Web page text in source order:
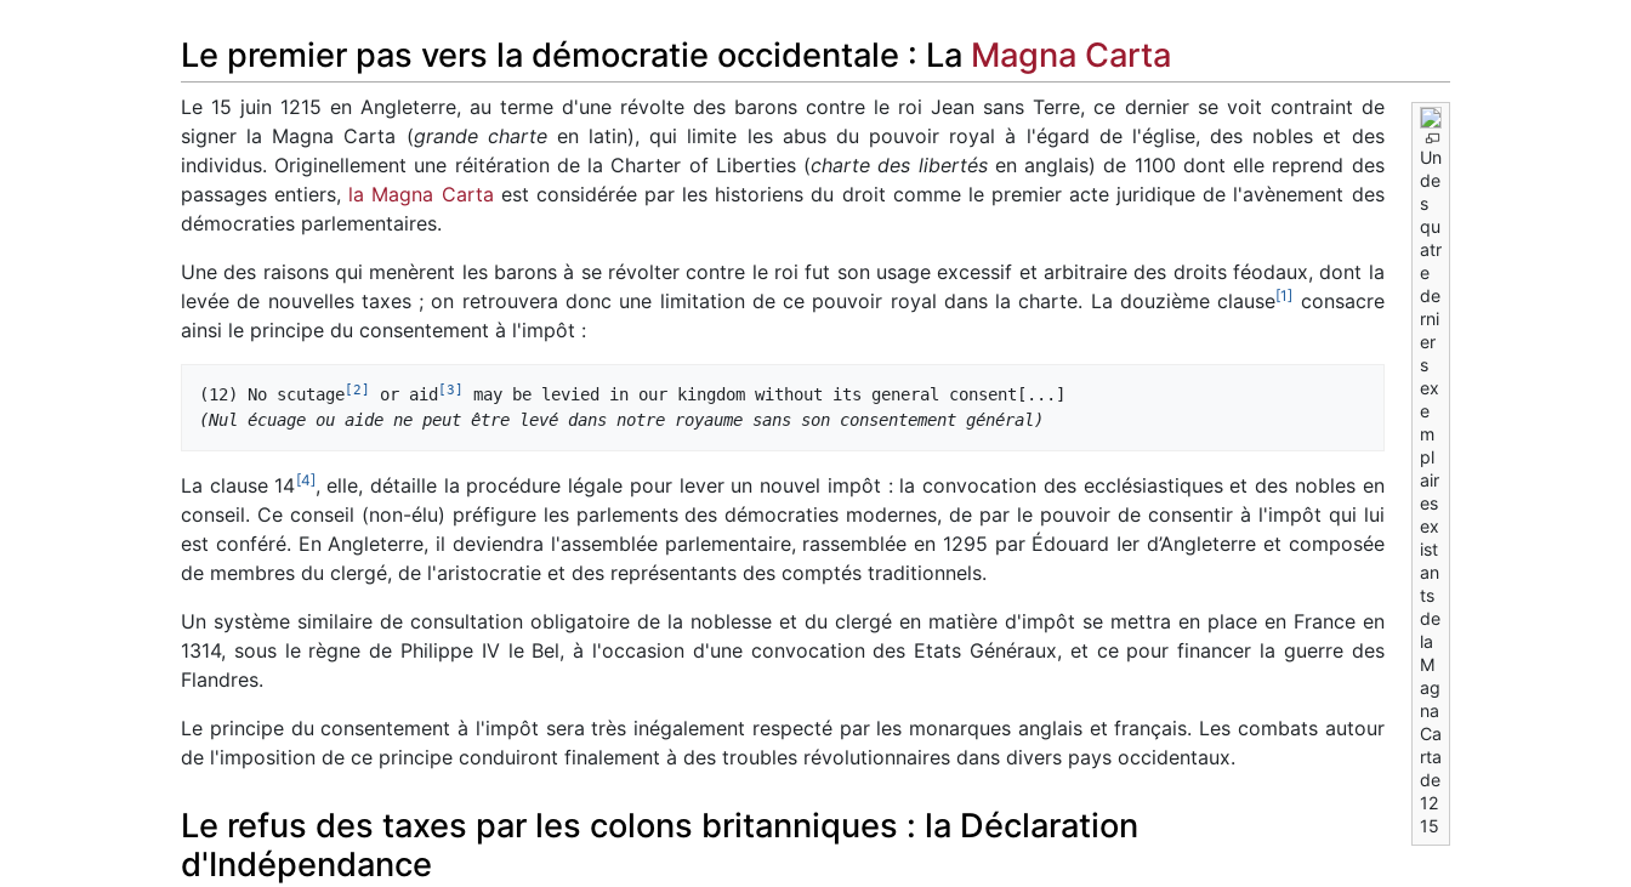
Le premier pas vers la démocratie occidentale : La Magna Carta
Un
de
s
qu
atr
e
de
rni
er
s
ex
e
m
pl
air
es
ex
ist
an
ts
de
la
M
ag
na
Ca
rta
de
12
15
Le 15 juin 1215 en Angleterre, au terme d'une révolte des barons contre le roi Jean sans Terre, ce dernier se voit contraint de
signer la Magna Carta (grande charteen latin), qui limite les abus du pouvoir royal à l'égard de l'église, des nobles et des
individus. Originellement une réitération de la Charter of Liberties (charte des libertésen anglais) de 1100 dont elle reprend des
passages entiers, la Magna Carta est considérée par les historiens du droit comme le premier acte juridique de l'avènement des
démocraties parlementaires.
Une des raisons qui menèrent les barons à se révolter contre le roi fut son usage excessif et arbitraire des droits féodaux, dont la
levée de nouvelles taxes ; on retrouvera donc une limitation de ce pouvoir royal dans la charte. La douzième clause[1] consacre
ainsi le principe du consentement à l'impôt :
(12) No scutage [2] or aid [3]
(Nul écuage ou aide ne peut être levé dans notre royaume sans son consentement général)
La clause 14[4], elle, détaille la procédure légale pour lever un nouvel impôt : la convocation des ecclésiastiques et des nobles en
conseil. Ce conseil (non-élu) préfigure les parlements des démocraties modernes, de par le pouvoir de consentir à l'impôt qui lui
est conféré. En Angleterre, il deviendra l'assemblée parlementaire, rassemblée en 1295 par Édouard Ier d’Angleterre et composée
de membres du clergé, de l'aristocratie et des représentants des comptés traditionnels.
Un système similaire de consultation obligatoire de la noblesse et du clergé en matière d'impôt se mettra en place en France en
1314, sous le règne de Philippe IV le Bel, à l'occasion d'une convocation des Etats Généraux, et ce pour financer la guerre des
Flandres.
Le principe du consentement à l'impôt sera très inégalement respecté par les monarques anglais et français. Les combats autour
de l'imposition de ce principe conduiront finalement à des troubles révolutionnaires dans divers pays occidentaux.
Le refus des taxes par les colons britanniques : la Déclaration
d'Indépendance